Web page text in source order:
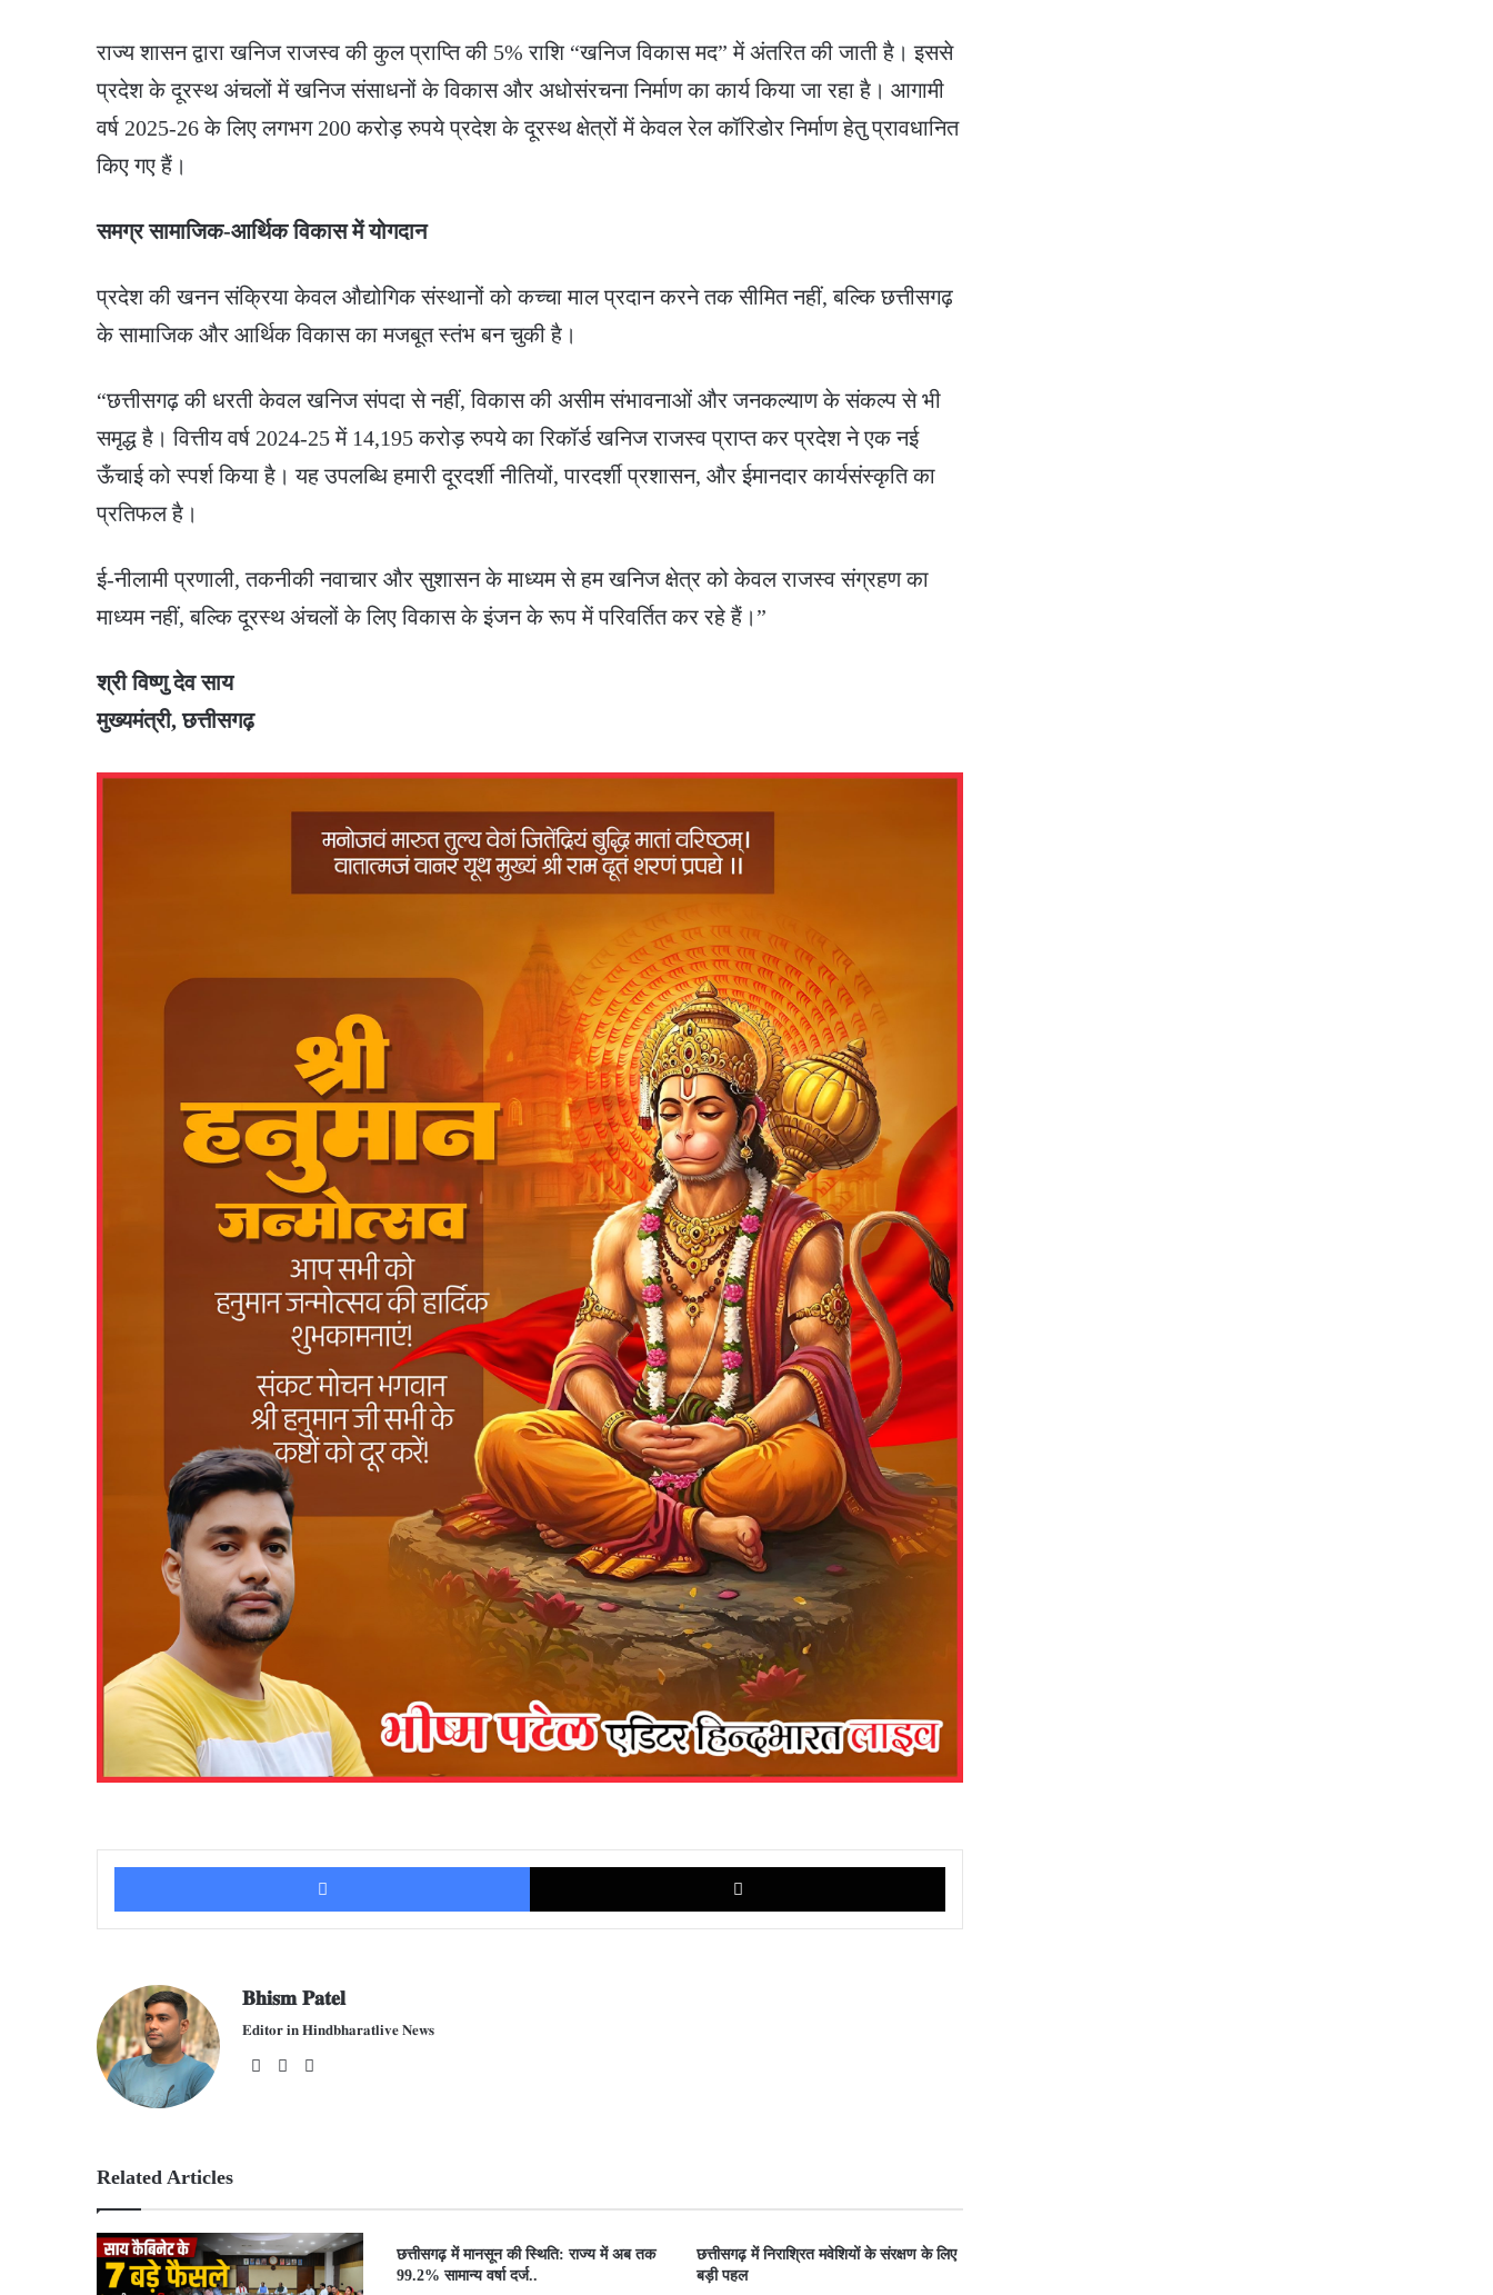
राज्य शासन द्वारा खनिज राजस्व की कुल प्राप्ति की 5% राशि “खनिज विकास मद” में अंतरित की जाती है। इससे
प्रदेश के दूरस्थ अंचलों में खनिज संसाधनों के विकास और अधोसंरचना निर्माण का कार्य किया जा रहा है। आगामी
वर्ष 2025-26 के लिए लगभग 200 करोड़ रुपये प्रदेश के दूरस्थ क्षेत्रों में केवल रेल कॉरिडोर निर्माण हेतु प्रावधानित
किए गए हैं।
समग्र सामाजिक-आर्थिक विकास में योगदान
प्रदेश की खनन संक्रिया केवल औद्योगिक संस्थानों को कच्चा माल प्रदान करने तक सीमित नहीं, बल्कि छत्तीसगढ़
के सामाजिक और आर्थिक विकास का मजबूत स्तंभ बन चुकी है।
“छत्तीसगढ़ की धरती केवल खनिज संपदा से नहीं, विकास की असीम संभावनाओं और जनकल्याण के संकल्प से भी
समृद्ध है। वित्तीय वर्ष 2024-25 में 14,195 करोड़ रुपये का रिकॉर्ड खनिज राजस्व प्राप्त कर प्रदेश ने एक नई
ऊँचाई को स्पर्श किया है। यह उपलब्धि हमारी दूरदर्शी नीतियों, पारदर्शी प्रशासन, और ईमानदार कार्यसंस्कृति का
प्रतिफल है।
ई-नीलामी प्रणाली, तकनीकी नवाचार और सुशासन के माध्यम से हम खनिज क्षेत्र को केवल राजस्व संग्रहण का
माध्यम नहीं, बल्कि दूरस्थ अंचलों के लिए विकास के इंजन के रूप में परिवर्तित कर रहे हैं।”
श्री विष्णु देव साय
मुख्यमंत्री, छत्तीसगढ़
Facebook
𝐁𝐡𝐢𝐬𝐦 𝐏𝐚𝐭𝐞𝐥
𝐄𝐝𝐢𝐭𝐨𝐫 𝐢𝐧 𝐇𝐢𝐧𝐝𝐛𝐡𝐚𝐫𝐚𝐭𝐥𝐢𝐯𝐞 𝐍𝐞𝐰𝐬
We
Fac
Related Articles
छत्तीसगढ़ में मानसून की स्थिति: राज्य में अब तक
99.2% सामान्य वर्षा दर्ज..
छत्तीसगढ़ में निराश्रित मवेशियों के संरक्षण के लिए
बड़ी पहल